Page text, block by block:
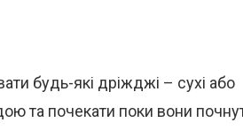
будь-які дріжджі – сухі або
та почекати поки вони